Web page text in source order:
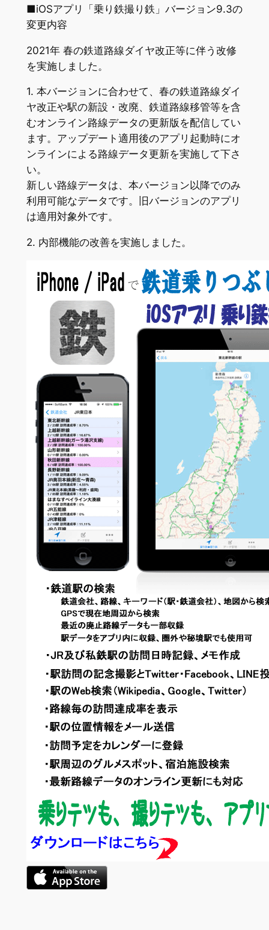
■iOSアプリ「乗り鉄撮り鉄」バージョン9.3の
変更内容
2021年 春の鉄道路線ダイヤ改正等に伴う改修
を実施しました。
1. 本バージョンに合わせて、春の鉄道路線ダイ
ヤ改正や駅の新設・改廃、鉄道路線移管等を含
むオンライン路線データの更新版を配信してい
ます。アップデート適用後のアプリ起動時にオ
ンラインによる路線データ更新を実施して下さ
い。
新しい路線データは、本バージョン以降でのみ
利用可能なデータです。旧バージョンのアプリ
は適用対象外です。
2. 内部機能の改善を実施しました。